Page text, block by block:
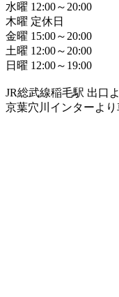
水曜 12:00～20:00
木曜 定休日
金曜 15:00～20:00
土曜 12:00～20:00
日曜 12:00～19:00
JR総武線稲毛駅 出口
京葉穴川インターより